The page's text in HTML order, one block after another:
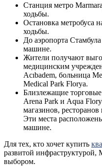
Станция метро
ходьбы.
Остановка метробуса
ходьбы.
До аэропорта
машине.
Жители получают
медицинским
Acıbadem, больница
Medical Park Florya.
Близлежащие
Arena Park и Aqua
магазинов,
Эти места
машине.
Для тех, кто хочет купить
развитой инфраструктурой,
выбором.